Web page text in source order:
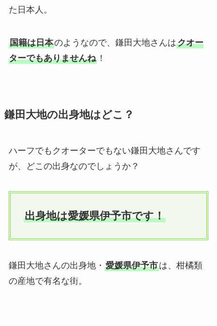
た日本人。
国籍は日本のようなので、鎌田大地さんはクオー
ターでもありませんね！
鎌田大地の出身地はどこ？
ハーフでもクオーターでもない鎌田大地さんです
が、どこの出身なのでしょうか？
出身地は愛媛県伊予市です！
鎌田大地さんの出身地・ 愛媛県伊予市は、柑橘類
の産地で有名な街。